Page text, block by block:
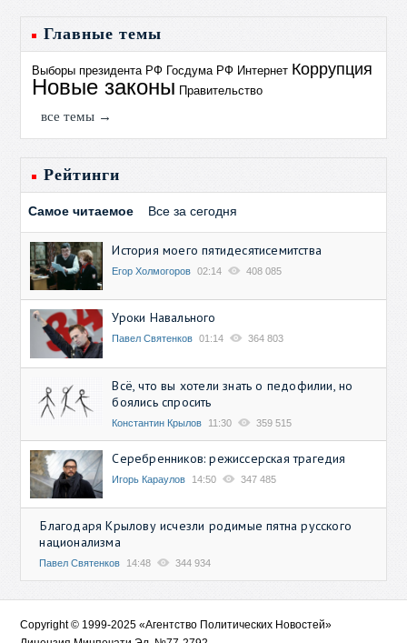
Главные темы
Выборы президента РФ Госдума РФ Интернет Коррупция
Новые законы Правительство
все темы →
Рейтинги
Самое читаемое Все за сегодня
История моего пятидесятисемитства
Егор Холмогоров 02:14 408 085
Уроки Навального
Павел Святенков 01:14 364 803
Всё, что вы хотели знать о педофилии, но
боялись спросить
Константин Крылов 11:30 359 515
Серебренников: режиссерская трагедия
Игорь Караулов 14:50 347 485
Благодаря Крылову исчезли родимые пятна русского
национализма
Павел Святенков 14:48 344 934
Copyright © 1999-2025 «Агентство Политических Новостей»